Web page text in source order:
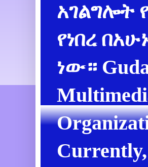
አገልግሎት
የነበረ
ነው።